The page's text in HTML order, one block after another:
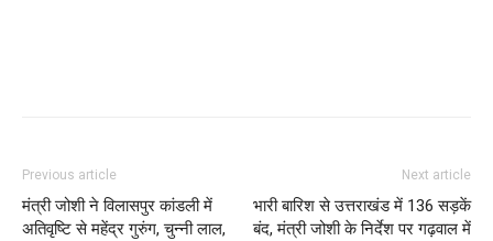
Previous article
मंत्री जोशी ने विलासपुर कांडली में
अतिवृष्टि से महेंद्र गुरुंग, चुन्नी लाल,
Next article
भारी बारिश से उत्तराखंड में 136 सड़कें
बंद, मंत्री जोशी के निर्देश पर गढ़वाल में